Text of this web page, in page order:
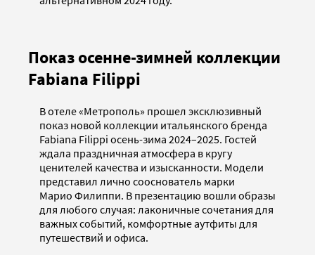
Показ осенне-зимней коллекции
Fabiana Filippi
В отеле «Метрополь» прошел эксклюзивный
показ новой коллекции итальянского бренда
Fabiana Filippi осень-зима 2024–2025. Гостей
ждала праздничная атмосфера в кругу
ценителей качества и изысканности. Модели
представил лично сооснователь марки
Марио Филиппи. В презентацию вошли образы
для любого случая: лаконичные сочетания для
важных событий, комфортные аутфиты для
путешествий и офиса.